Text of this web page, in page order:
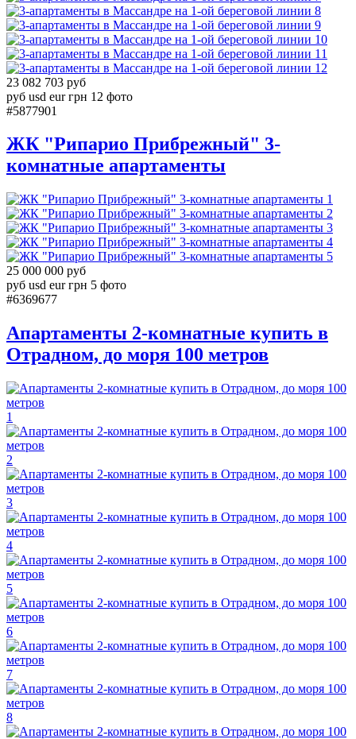
8
9
10
11
12
23 082 703 руб
руб usd eur грн 12 фото
#5877901
ЖК "Рипарио Прибрежный" 3-
комнатные апартаменты
1
2
3
4
5
25 000 000 руб
руб usd eur грн 5 фото
#6369677
Апартаменты 2-комнатные купить в
Отрадном, до моря 100 метров
1
2
3
4
5
6
7
8